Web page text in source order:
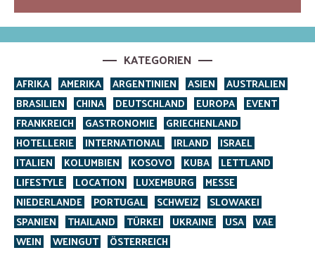
KATEGORIEN
AFRIKA AMERIKA ARGENTINIEN ASIEN
AUSTRALIEN
BRASILIEN
CHINA DEUTSCHLAND EUROPA
EVENT
FRANKREICH
GASTRONOMIE
GRIECHENLAND
HOTELLERIE
INTERNATIONAL IRLAND
ISRAEL
ITALIEN
KOLUMBIEN KOSOVO KUBA
LETTLAND
LIFESTYLE
LOCATION LUXEMBURG
MESSE
NIEDERLANDE
PORTUGAL SCHWEIZ
SLOWAKEI
SPANIEN
THAILAND TÜRKEI UKRAINE USA
VAE
WEIN
WEINGUT ÖSTERREICH